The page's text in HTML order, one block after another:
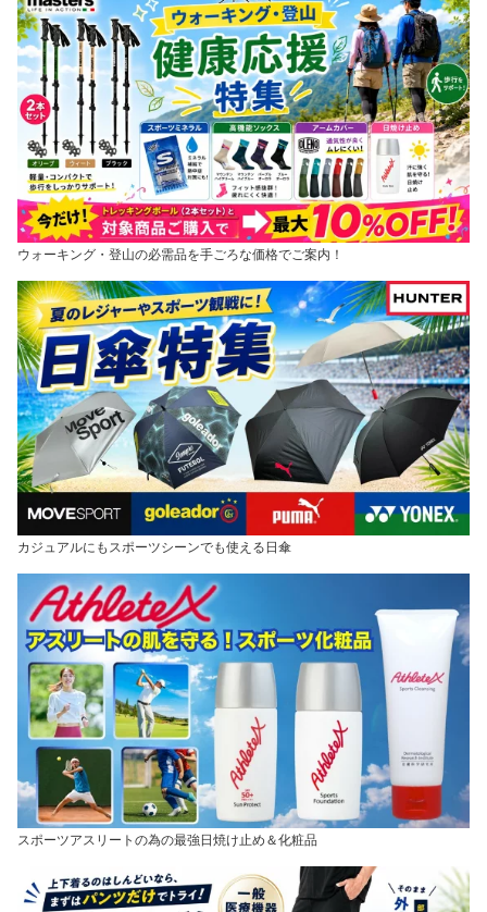
ウォーキング・登山の必需品を手ごろな価格でご案内！
カジュアルにもスポーツシーンでも使える日傘
スポーツアスリートの為の最強日焼け止め＆化粧品